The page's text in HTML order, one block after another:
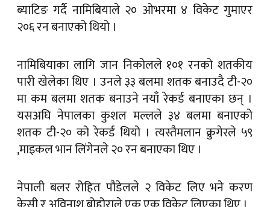
ब्याटिङ गर्दै नामिबियाले २० ओभरमा ४ विकेट गुमाएर
२०६ रन बनाएको थियो ।
नामिबियाका लागि जान निकोलले १०१ रनको शतकीय
पारी खेलेका थिए । उनले ३३ बलमा शतक बनाउदै टी-२०
मा कम बलमा शतक बनाउने नयाँ रेकर्ड बनाएका छन् ।
यसअघि नेपालका कुशल मल्लले ३४ बलमा बनाएको
शतक टी-२० को रेकर्ड थियो । त्यस्तैमलान क्रुगेरले ५९
,माइकल भान लिंगेनले २० रन बनाएका थिए ।
नेपाली बलर रोहित पौडेलले २ विकेट लिए भने करण